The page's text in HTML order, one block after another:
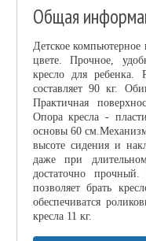
Общая
Детское
цвете. Прочное,
кресло для ребенка.
составляет 90 кг.
Практичная
Опора кресла -
основы 60
высоте сидения и
даже при
достаточно
позволяет брать
обеспечиватся
кресла 11 кг.